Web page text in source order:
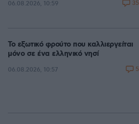
06.08.2026, 10:59 35
Το εξωτικό φρούτο που καλλιεργείται
μόνο σε ένα ελληνικό νησί
06.08.2026, 10:57 5